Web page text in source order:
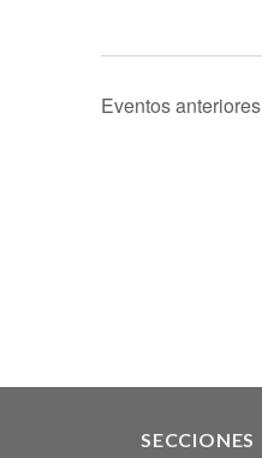
Eventosanteriores
SECCIONES